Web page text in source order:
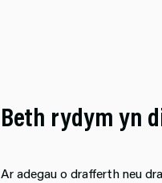
Beth rydym yn
Ar adegau o drafferth neu